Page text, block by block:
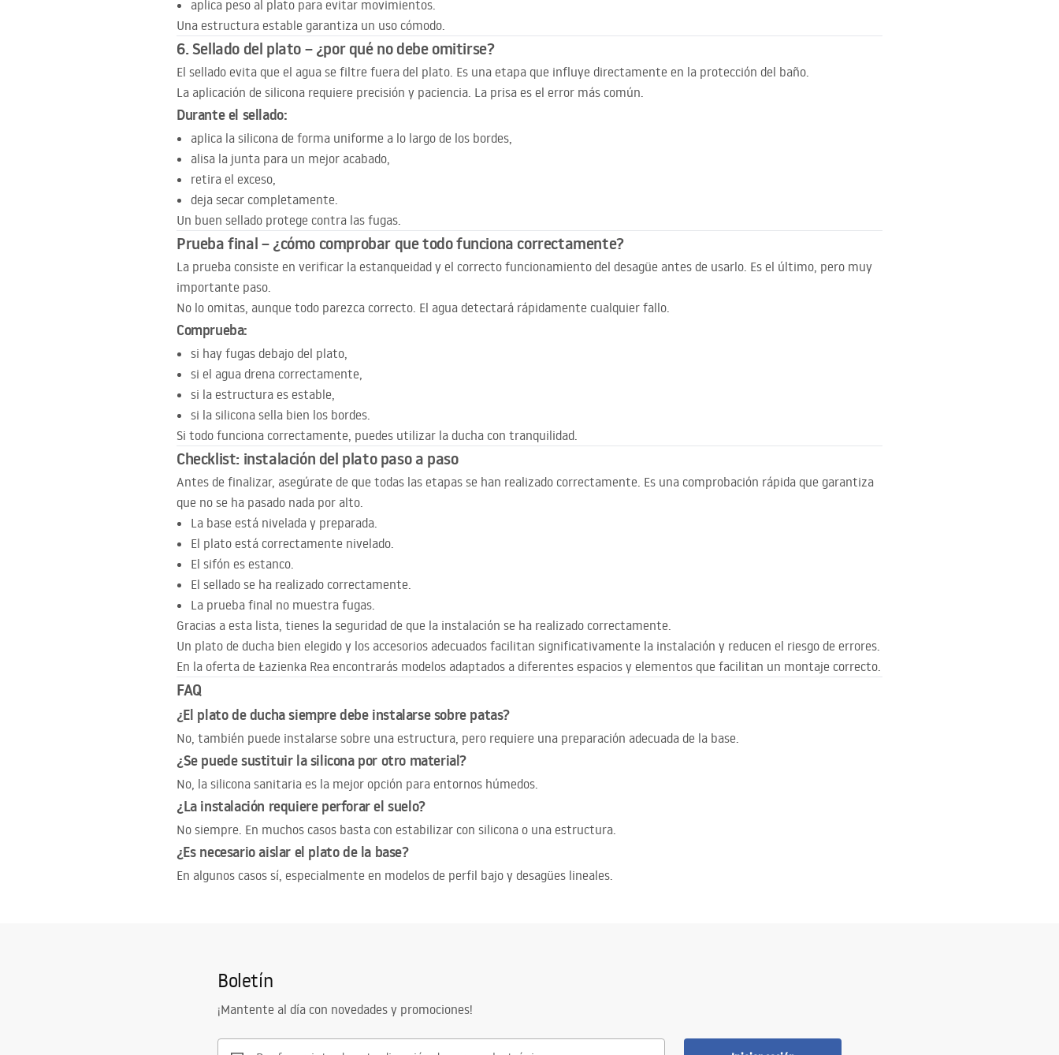
aplica peso al plato para evitar movimientos.
Una estructura estable garantiza un uso cómodo.
6. Sellado del plato – ¿por qué no debe omitirse?
El sellado evita que el agua se filtre fuera del plato. Es una etapa que influye directamente en la protección del baño.
La aplicación de silicona requiere precisión y paciencia. La prisa es el error más común.
Durante el sellado:
aplica la silicona de forma uniforme a lo largo de los bordes,
alisa la junta para un mejor acabado,
retira el exceso,
deja secar completamente.
Un buen sellado protege contra las fugas.
Prueba final – ¿cómo comprobar que todo funciona correctamente?
La prueba consiste en verificar la estanqueidad y el correcto funcionamiento del desagüe antes de usarlo. Es el último, pero muy
importante paso.
No lo omitas, aunque todo parezca correcto. El agua detectará rápidamente cualquier fallo.
Comprueba:
si hay fugas debajo del plato,
si el agua drena correctamente,
si la estructura es estable,
si la silicona sella bien los bordes.
Si todo funciona correctamente, puedes utilizar la ducha con tranquilidad.
Checklist: instalación del plato paso a paso
Antes de finalizar, asegúrate de que todas las etapas se han realizado correctamente. Es una comprobación rápida que garantiza
que no se ha pasado nada por alto.
La base está nivelada y preparada.
El plato está correctamente nivelado.
El sifón es estanco.
El sellado se ha realizado correctamente.
La prueba final no muestra fugas.
Gracias a esta lista, tienes la seguridad de que la instalación se ha realizado correctamente.
Un plato de ducha bien elegido y los accesorios adecuados facilitan significativamente la instalación y reducen el riesgo de errores.
En la oferta de Łazienka Rea encontrarás modelos adaptados a diferentes espacios y elementos que facilitan un montaje correcto.
FAQ
¿El plato de ducha siempre debe instalarse sobre patas?
No, también puede instalarse sobre una estructura, pero requiere una preparación adecuada de la base.
¿Se puede sustituir la silicona por otro material?
No, la silicona sanitaria es la mejor opción para entornos húmedos.
¿La instalación requiere perforar el suelo?
No siempre. En muchos casos basta con estabilizar con silicona o una estructura.
¿Es necesario aislar el plato de la base?
En algunos casos sí, especialmente en modelos de perfil bajo y desagües lineales.
Boletín
¡Mantente al día con novedades y promociones!